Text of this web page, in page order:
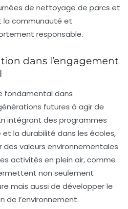
de nettoyage de parcs et
la communauté et
responsable.
dans l’engagement
fondamental dans
futures à agir de
intégrant des programmes
et la durabilité dans les écoles,
des valeurs environnementales
activités en plein air, comme
non seulement
mais aussi de développer le
l’environnement.